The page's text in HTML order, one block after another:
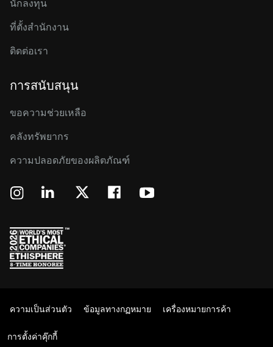
นักลงทุน
ที่ตั้งสำนักงาน
ติดต่อเรา
การสนับสนุน
ขอความช่วยเหลือ
คลังทรัพยากร
ความปลอดภัยของผลิตภัณฑ์
ความเป็นส่วนตัว ข้อมูลทางกฏหมาย เครื่องหมายการค้า
การตั้งค่าคุ๊กกี้